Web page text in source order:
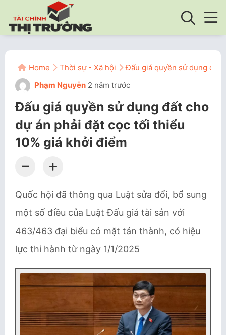
Home Thời sự - Xã hội
Đấu giá quyền sử dụng đất
Phạm Nguyễn 2 năm trước
Đấu giá quyền sử dụng đất cho
dự án phải đặt cọc tối thiểu
10% giá khởi điểm
Quốc hội đã thông qua Luật sửa đổi, bổ sung
một số điều của Luật Đấu giá tài sản với
463/463 đại biểu có mặt tán thành, có hiệu
lực thi hành từ ngày 1/1/2025